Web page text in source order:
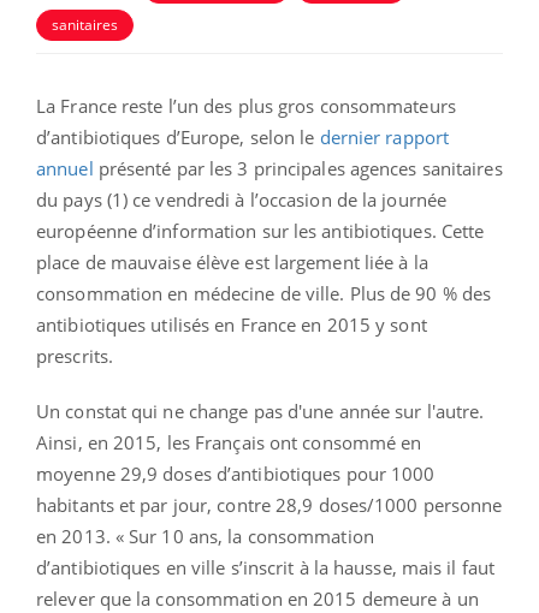
sanitaires
La France reste l’un des plus gros consommateurs
d’antibiotiques d’Europe, selon le dernier rapport
annuel présenté par les 3 principales agences sanitaires
du pays (1) ce vendredi à l’occasion de la journée
européenne d’information sur les antibiotiques. Cette
place de mauvaise élève est largement liée à la
consommation en médecine de ville. Plus de 90 % des
antibiotiques utilisés en France en 2015 y sont
prescrits.
Un constat qui ne change pas d'une année sur l'autre.
Ainsi, en 2015, les Français ont consommé en
moyenne 29,9 doses d’antibiotiques pour 1000
habitants et par jour, contre 28,9 doses/1000 personne
en 2013. « Sur 10 ans, la consommation
d’antibiotiques en ville s’inscrit à la hausse, mais il faut
relever que la consommation en 2015 demeure à un